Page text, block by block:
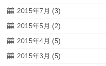
2015年7月 (3)
2015年5月 (2)
2015年4月 (5)
2015年3月 (5)